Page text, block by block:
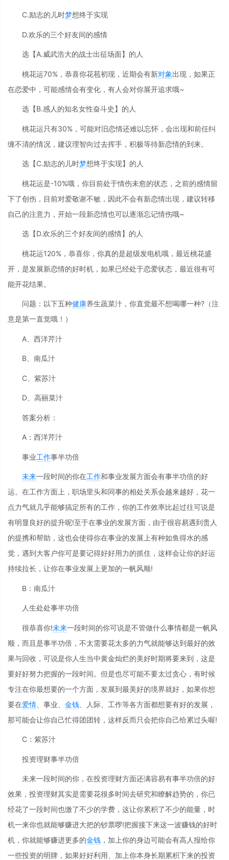
C.励志的儿时梦想终于实现
D.欢乐的三个好友间的感情
选【A.威武浩大的战士出征场面】的人
桃花运70%，恭喜你花苞初现，近期会有新对象出现，如果正
在恋爱中，可能感情会有变化，有人会对你展开追求哦~
选【B.感人的知名女性奋斗史】的人
桃花运只有30%，可能对旧恋情还难以忘怀，会出现和前任纠
缠不清的情况，建议理智向过去挥手，积极等待新恋情的到来。
选【C.励志的儿时梦想终于实现】的人
桃花运是-10%哦，你目前处于情伤未愈的状态，之前的感情留
下了创伤，目前对爱敬谢不敏，因此不会有新恋情出现，建议转移
自己的注意力，开始一段新恋情也可以逐渐忘记情伤哦~
选【D.欢乐的三个好友间的感情】的人
桃花运120%，恭喜你，你真的是超级发电机哦，最近桃花盛
开，是发展新恋情的好时机，如果已经处于恋爱状态，最近很有可
能开花结果。
问题：以下五种健康养生蔬菜汁，你直觉最不想喝哪一种?（注
意是第一直觉哦！）
A、西洋芹汁
B、南瓜汁
C、紫苏汁
D、高丽菜汁
答案分析：
A：西洋芹汁
事业工作事半功倍
未来一段时间的你在工作和事业发展方面会有事半功倍的好
运。在工作方面上，职场里头和同事的相处关系会越来越好，花一
点力气就几乎能够搞定所有的工作，你的工作效率比起过往可说是
有明显良好的提升呢!至于在事业的发展方面，由于很容易遇到贵人
的提携和帮助，这也会使得你在事业的发展上有种如鱼得水的感
觉，遇到大客户你可是要记得好好用力的抓住，这样会让你的好运
持续拉长，让你在事业发展上更加的一帆风顺!
B：南瓜汁
人生处处事半功倍
很恭喜你!未来一段时间的你可说是不管做什么事情都是一帆风
顺，而且是事半功倍，不太需要花太多的力气就能够达到最好的效
果与回收，可说是你人生当中黄金灿烂的美好时期将要来到，这是
要好好努力把握的一段时间。但是也尽可能不要太过贪心，有时候
专注在你最想要的一个方面，发展到最美好的境界就好，如果你想
要在爱情 、事业、 金钱 、人际、工作等各方面都想要有好的发展，
那可能会让你自己忙得团团转，这样反而只会把你自己给累过头喔!
C：紫苏汁
投资理财事半功倍
未来一段时间的你，在投资理财方面还满容易有事半功倍的好
效果，投资理财其实是需要花很多时间去研究和瞭解趋势的，你已
经花了一段时间也缴了不少的学费，这让你累积了不少的能量，时
机一来你也就能够赚进大把的钞票啰!把握接下来这一波赚钱的好时
机，你就能够赚进更多的金钱 ，加上你的身边可能会有高人报给你
一些投资的明牌，如果好好利用、加上你本身长期累积下来的投资